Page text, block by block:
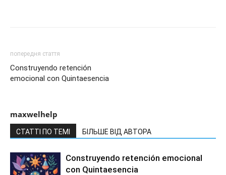
попередня стаття
Construyendo retención
emocional con Quintaesencia
maxwelhelp
СТАТТІ ПО ТЕМІ БІЛЬШЕ ВІД АВТОРА
Construyendo retención emocional
con Quintaesencia